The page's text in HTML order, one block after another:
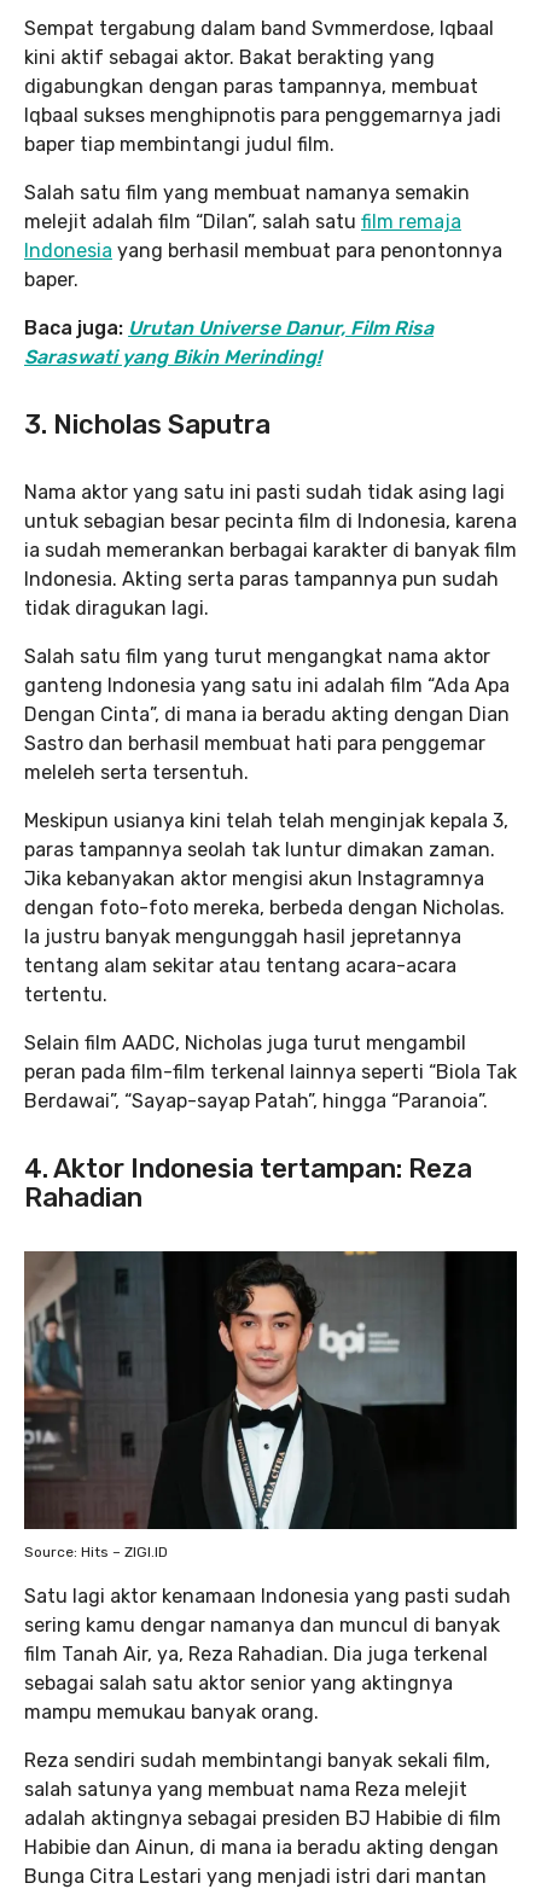
Sempat tergabung dalam band Svmmerdose, Iqbaal
kini aktif sebagai aktor. Bakat berakting yang
digabungkan dengan paras tampannya, membuat
Iqbaal sukses menghipnotis para penggemarnya jadi
baper tiap membintangi judul film.
Salah satu film yang membuat namanya semakin
melejit adalah film “Dilan”, salah satu film remaja
Indonesia yang berhasil membuat para penontonnya
baper.
Baca juga: Urutan Universe Danur, Film Risa
Saraswati yang Bikin Merinding!
3. Nicholas Saputra
Nama aktor yang satu ini pasti sudah tidak asing lagi
untuk sebagian besar pecinta film di Indonesia, karena
ia sudah memerankan berbagai karakter di banyak film
Indonesia. Akting serta paras tampannya pun sudah
tidak diragukan lagi.
Salah satu film yang turut mengangkat nama aktor
ganteng Indonesia yang satu ini adalah film “Ada Apa
Dengan Cinta”, di mana ia beradu akting dengan Dian
Sastro dan berhasil membuat hati para penggemar
meleleh serta tersentuh.
Meskipun usianya kini telah telah menginjak kepala 3,
paras tampannya seolah tak luntur dimakan zaman.
Jika kebanyakan aktor mengisi akun Instagramnya
dengan foto-foto mereka, berbeda dengan Nicholas.
Ia justru banyak mengunggah hasil jepretannya
tentang alam sekitar atau tentang acara-acara
tertentu.
Selain film AADC, Nicholas juga turut mengambil
peran pada film-film terkenal lainnya seperti “Biola Tak
Berdawai”, “Sayap-sayap Patah”, hingga “Paranoia”.
4. Aktor Indonesia tertampan: Reza
Rahadian
Source: Hits – ZIGI.ID
Satu lagi aktor kenamaan Indonesia yang pasti sudah
sering kamu dengar namanya dan muncul di banyak
film Tanah Air, ya, Reza Rahadian. Dia juga terkenal
sebagai salah satu aktor senior yang aktingnya
mampu memukau banyak orang.
Reza sendiri sudah membintangi banyak sekali film,
salah satunya yang membuat nama Reza melejit
adalah aktingnya sebagai presiden BJ Habibie di film
Habibie dan Ainun, di mana ia beradu akting dengan
Bunga Citra Lestari yang menjadi istri dari mantan